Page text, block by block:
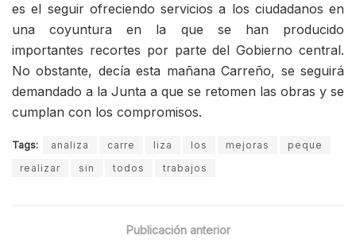
es el seguir ofreciendo servicios a los ciudadanos en
una coyuntura en la que se han producido
importantes recortes por parte del Gobierno central.
No obstante, decía esta mañana Carreño, se seguirá
demandado a la Junta a que se retomen las obras y se
cumplan con los compromisos.
Tags: analiza carre liza los mejoras
peque
realizar
sin todos trabajos
Publicación anterior